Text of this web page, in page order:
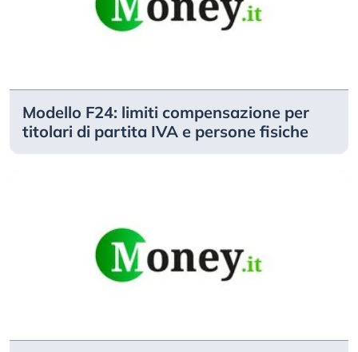
Modello F24: limiti compensazione per
titolari di partita IVA e persone fisiche